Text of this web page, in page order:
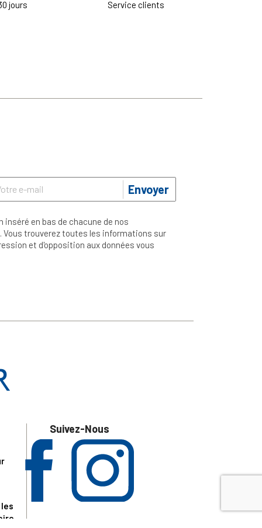
jours Service clients
Envoyer
en bas de chacune de nos
trouverez toutes les informations sur
et d'opposition aux données vous
Suivez-Nous